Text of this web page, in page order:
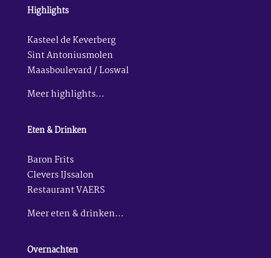
Highlights
Kasteel de Keverberg
Sint Antoniusmolen
Maasboulevard / Loswal
Meer highlights…
Eten & Drinken
Baron Frits
Clevers IJssalon
Restaurant VAERS
Meer eten & drinken…
Overnachten